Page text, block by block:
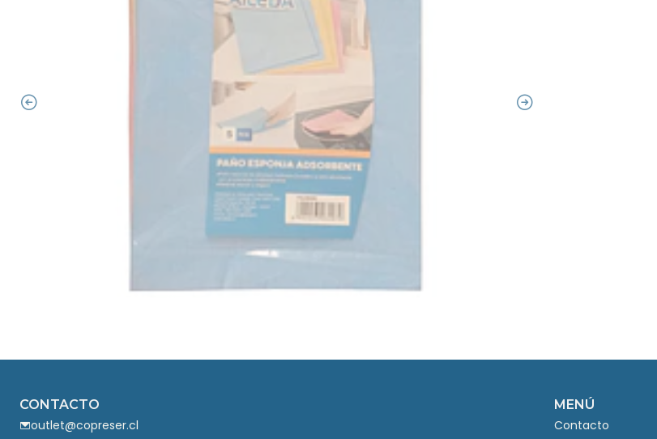
CONTACTO
outlet@copreser.cl
MENÚ
Contacto